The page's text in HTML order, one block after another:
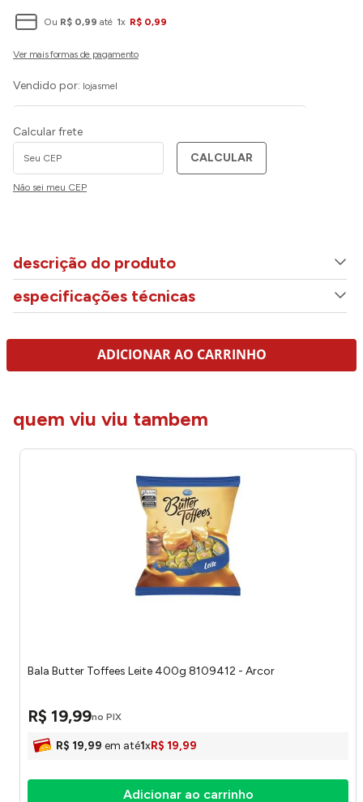
Ou R$ 0,99 até 1x R$ 0,99
Vendido por: lojasmel
Calcular frete
CALCULAR
Não sei meu CEP
descrição do produto
especificações técnicas
ADICIONAR AO CARRINHO
quem viu viu tambem
Bala Butter Toffees Leite 400g 8109412 - Arcor
R$ 19,99no PIX
R$ 19,99 em até1xR$ 19,99
Adicionar ao carrinho